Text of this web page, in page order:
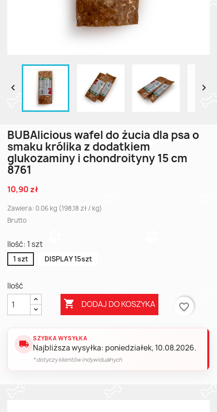
 
BUBAlicious wafel do żucia dla psa o
smaku królika z dodatkiem
glukozaminy i chondroityny 15 cm
8761
10,90 zł
Zawiera: 0.06 kg (198,18 zł / kg)
Brutto
Ilość: 1 szt
1 szt DISPLAY 15szt
Ilość
 DODAJ DO KOSZYKA favorite_border
local_shipping
SZYBKA WYSYŁKA
Najbliższa wysyłka: poniedziałek, 10.08.2026.
* dotyczy klientów indywidualnych